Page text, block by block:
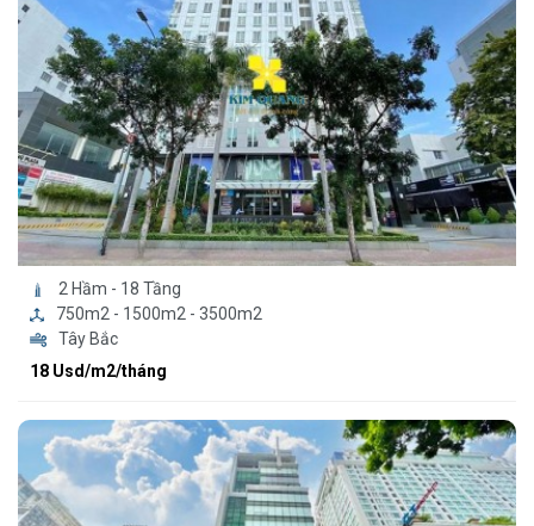
2 Hầm - 18 Tầng
750m2 - 1500m2 - 3500m2
Tây Bắc
18 Usd/m2/tháng